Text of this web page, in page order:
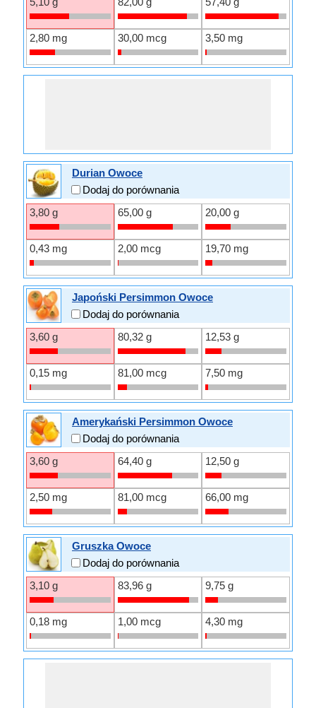
2,80 mg 30,00 mcg 3,50 mg
Durian Owoce
Dodaj do porównania
3,80 g
65,00 g 20,00 g
0,43 mg 2,00 mcg 19,70 mg
Japoński Persimmon Owoce
Dodaj do porównania
3,60 g
80,32 g 12,53 g
0,15 mg 81,00 mcg 7,50 mg
Amerykański Persimmon Owoce
Dodaj do porównania
3,60 g
64,40 g 12,50 g
2,50 mg 81,00 mcg 66,00 mg
Gruszka Owoce
Dodaj do porównania
3,10 g
83,96 g 9,75 g
0,18 mg 1,00 mcg 4,30 mg